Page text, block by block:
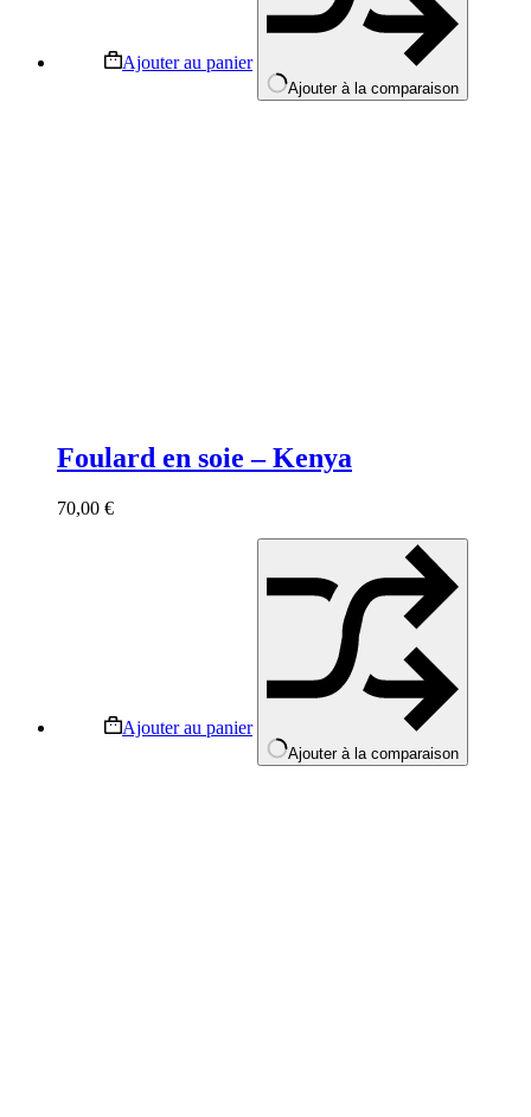
Ajouter au panier
Ajouter à la comparaison
Foulard en soie – Kenya
70,00 €
Ajouter au panier
Ajouter à la comparaison